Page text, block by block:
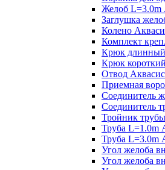
Желоб L=3.0m
Заглушка
Колено
Комплект
Крюк длинный
Крюк
Отвод
Приемная
Соединитель
Соединитель
Тройник
Труба L=1.0m
Труба L=3.0m
Угол желоба
Угол желоба